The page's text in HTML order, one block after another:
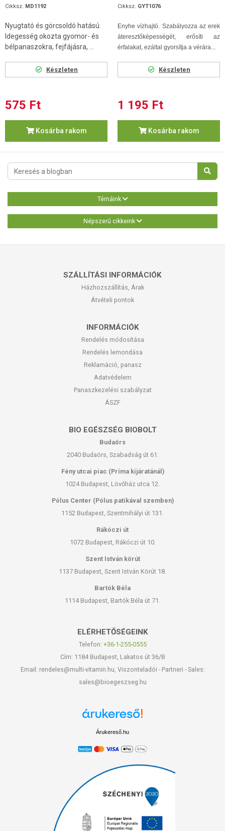
Cikksz. MD1192
Nyugtató és görcsoldó hatású.
Idegesség okozta gyomor- és
bélpanaszokra, fejfájásra, ...
Készleten
575 Ft
Kosárba rakom
Cikksz. GYT1076
Enyhe vízhajtó. Szabályozza az erek
áteresztőképességét, erősíti az
érfalakat, ezáltal gyorsítja a vérára...
Készleten
1 195 Ft
Kosárba rakom
Témáink
Népszerű cikkeink
SZÁLLÍTÁSI INFORMÁCIÓK
Házhozszállítás, Árak
Átvételi pontok
INFORMÁCIÓK
Rendelés módosítása
Rendelés lemondása
Reklamáció, panasz
Adatvédelem
Panaszkezelési szabályzat
ÁSZF
BIO EGÉSZSÉG BIOBOLT
Budaörs
2040 Budaörs, Szabadság út 61.
Fény utcai piac (Príma kijáratánál)
1024 Budapest, Lövőház utca 12.
Pólus Center (Pólus patikával szemben)
1152 Budapest, Szentmihályi út 131.
Rákóczi út
1072 Budapest, Rákóczi út 10.
Szent István körút
1137 Budapest, Szent István Körút 18.
Bartók Béla
1114 Budapest, Bartók Béla út 71.
ELÉRHETŐSÉGEINK
Telefon: +36-1-255-0555
Cím: 1184 Budapest, Lakatos út 36/B
Email: rendeles@multi-vitamin.hu, Viszonteladói - Partneri - Sales:
sales@bioegeszseg.hu
Árukereső.hu